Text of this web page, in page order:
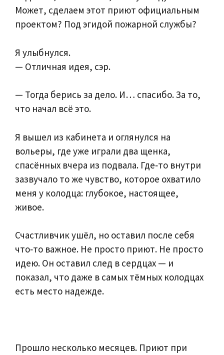
Может, сделаем этот приют официальным
проектом? Под эгидой пожарной службы?
Я улыбнулся.
— Отличная идея, сэр.
— Тогда берись за дело. И… спасибо. За то,
что начал всё это.
Я вышел из кабинета и оглянулся на
вольеры, где уже играли два щенка,
спасённых вчера из подвала. Где‑то внутри
зазвучало то же чувство, которое охватило
меня у колодца: глубокое, настоящее,
живое.
Счастливчик ушёл, но оставил после себя
что‑то важное. Не просто приют. Не просто
идею. Он оставил след в сердцах — и
показал, что даже в самых тёмных колодцах
есть место надежде.
Прошло несколько месяцев. Приют при